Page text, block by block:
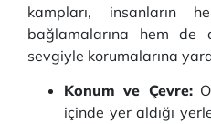
kampları, insanların
bağlamalarına hem de
sevgiyle korumalarına
Konum ve Çevre:
içinde yer aldığı